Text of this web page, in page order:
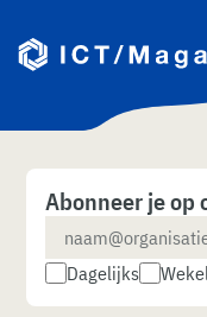
naar
content
Abonneer je op
Dagelijks